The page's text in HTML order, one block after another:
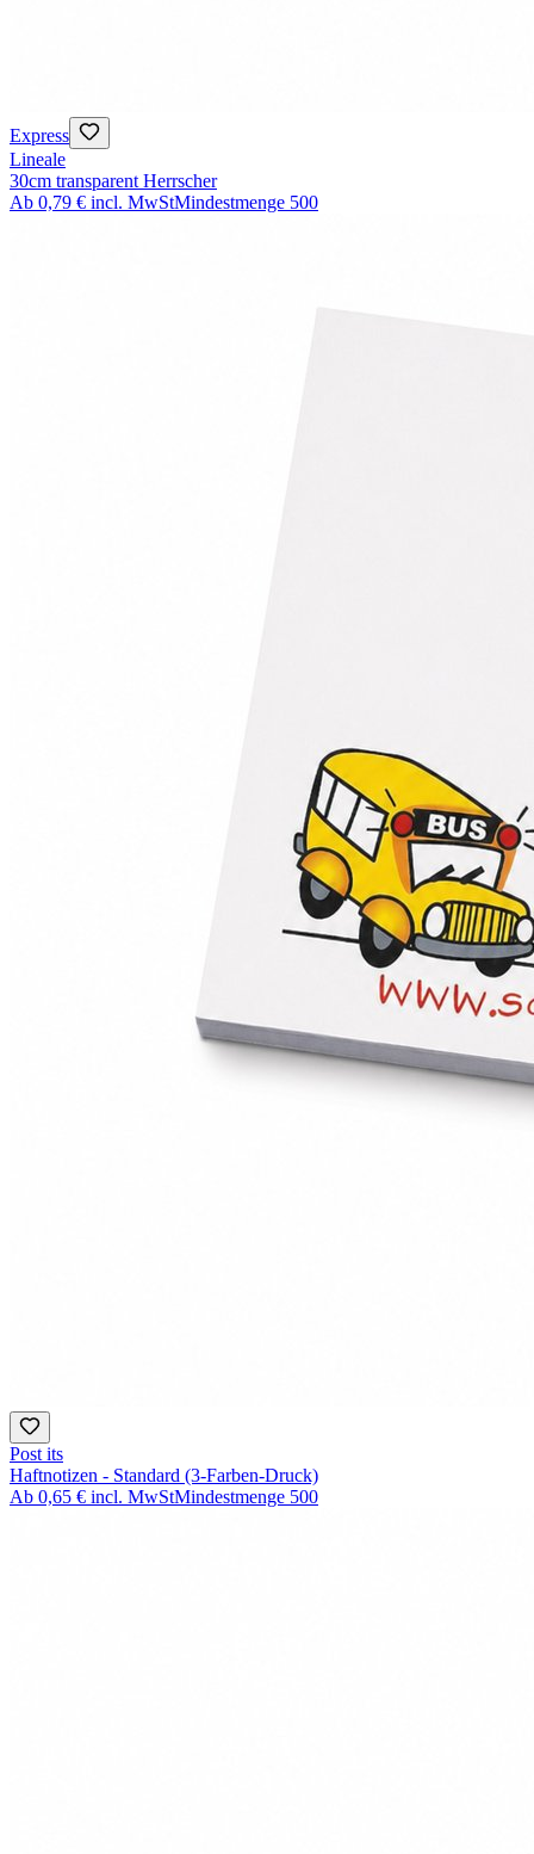
Express
Lineale
30cm transparent Herrscher
Ab 0,79 € incl. MwStMindestmenge 500
Post its
Haftnotizen - Standard (3-Farben-Druck)
Ab 0,65 € incl. MwStMindestmenge 500